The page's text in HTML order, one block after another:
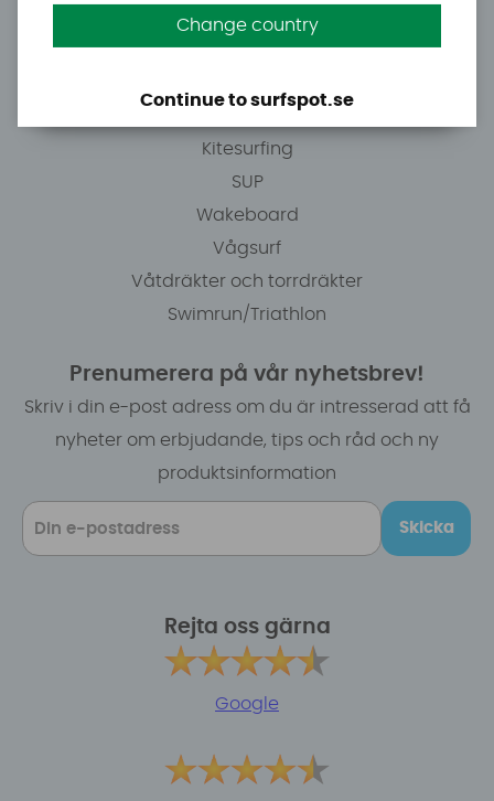
E-post: info@surfspot.se
Kitesurfing
SUP
Wakeboard
Vågsurf
Våtdräkter och torrdräkter
Swimrun/Triathlon
Prenumerera på vår nyhetsbrev!
Skriv i din e-post adress om du är intresserad att få
nyheter om erbjudande, tips och råd och ny
produktsinformation
Skicka
Rejta oss gärna
Google
Change country
Continue to surfspot.se